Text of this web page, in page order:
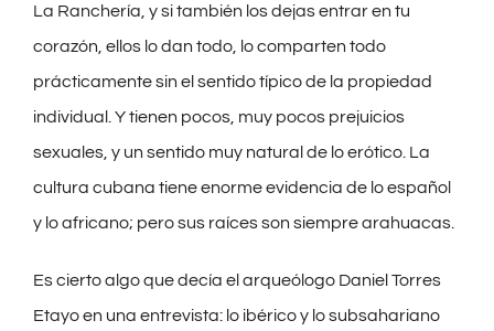
La Ranchería, y si también los dejas entrar en tu
corazón, ellos lo dan todo, lo comparten todo
prácticamente sin el sentido típico de la propiedad
individual. Y tienen pocos, muy pocos prejuicios
sexuales, y un sentido muy natural de lo erótico. La
cultura cubana tiene enorme evidencia de lo español
y lo africano; pero sus raíces son siempre arahuacas.
Es cierto algo que decía el arqueólogo Daniel Torres
Etayo en una entrevista: lo ibérico y lo subsahariano